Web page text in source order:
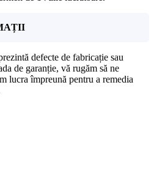
defecte de fabricație sau
de garanție, vă rugăm să ne
lucra împreună pentru a remedia